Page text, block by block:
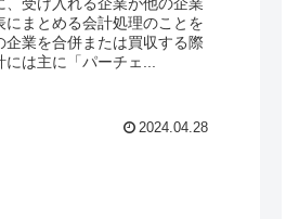
まとめる会計処理のことを
業を合併または買収する際
は主に「パーチェ...
2024.04.28